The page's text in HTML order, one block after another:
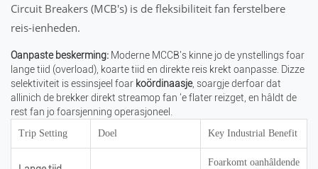
Circuit Breakers (MCB's) is de fleksibiliteit fan ferstelbere
reis-ienheden.
Oanpaste beskerming: Moderne MCCB's kinne jo de ynstellings foar
lange tiid (overload), koarte tiid en direkte reis krekt oanpasse. Dizze
selektiviteit is essinsjeel foar koördinaasje, soargje derfoar dat
allinich de brekker direkt streamop fan 'e flater reizget, en hâldt de
rest fan jo foarsjenning operasjoneel.
Trip Setting Doel Key Industrial Benefit
Foarkomt oanhâldende